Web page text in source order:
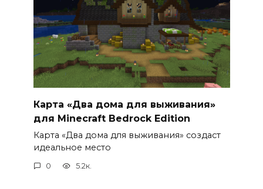
Карта «Два дома для выживания»
для Minecraft Bedrock Edition
Карта «Два дома для выживания» создаст
идеальное место
0 5.2к.